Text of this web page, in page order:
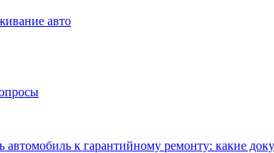
авто
автомобиль к гарантийному ремонту: какие